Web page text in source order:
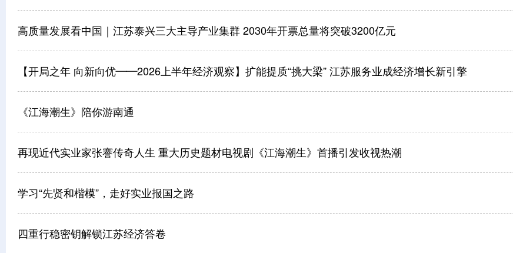
高质量发展看中国｜江苏泰兴三大主导产业集群 2030年开票总量将突破3200亿元
【开局之年 向新向优——2026上半年经济观察】扩能提质“挑大梁” 江苏服务业成经济增长新引擎
《江海潮生》陪你游南通
再现近代实业家张謇传奇人生 重大历史题材电视剧《江海潮生》首播引发收视热潮
学习“先贤和楷模”，走好实业报国之路
四重行稳密钥解锁江苏经济答卷